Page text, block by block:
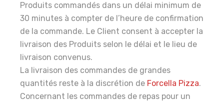
Produits commandés dans un délai minimum de
30 minutes à compter de l’heure de confirmation
de la commande. Le Client consent à accepter la
livraison des Produits selon le délai et le lieu de
livraison convenus.
La livraison des commandes de grandes
quantités reste à la discrétion de Forcella Pizza.
Concernant les commandes de repas pour un